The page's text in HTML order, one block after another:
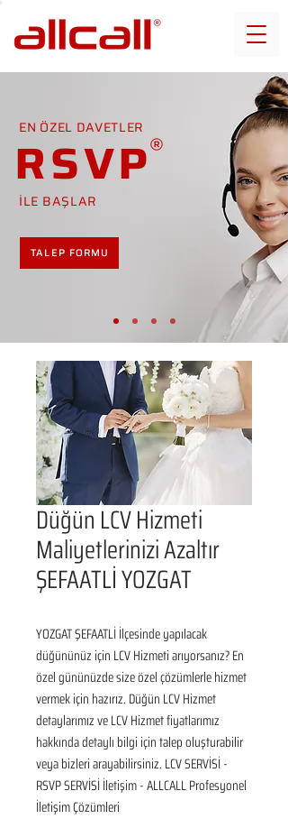
EN ÖZEL DAVETLER
RSVP
İLE BAŞLAR
TALEP FORMU
Düğün LCV Hizmeti
Maliyetlerinizi Azaltır
ŞEFAATLİ YOZGAT
YOZGAT ŞEFAATLİ İlçesinde yapılacak
düğününüz için LCV Hizmeti arıyorsanız? En
özel gününüzde size özel çözümlerle hizmet
vermek için hazırız. Düğün LCV Hizmet
detaylarımız ve LCV Hizmet fiyatlarımız
hakkında detaylı bilgi için talep oluşturabilir
veya bizleri arayabilirsiniz. LCV SERVİSİ -
RSVP SERVİSİ İletişim - ALLCALL Profesyonel
İletişim Çözümleri